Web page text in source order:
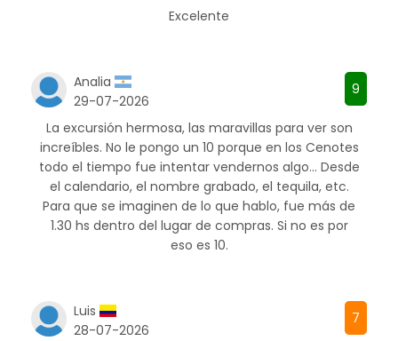
Excelente
Analia
29-07-2026
9
La excursión hermosa, las maravillas para ver son
increíbles. No le pongo un 10 porque en los Cenotes
todo el tiempo fue intentar vendernos algo... Desde
el calendario, el nombre grabado, el tequila, etc.
Para que se imaginen de lo que hablo, fue más de
1.30 hs dentro del lugar de compras. Si no es por
eso es 10.
Luis
28-07-2026
7